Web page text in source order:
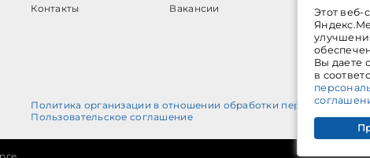
Контакты
Вакансии
Системы
Латунные
Уплотнения
Политика организации в отношении обработки персональных
Пользовательское соглашение
Этот веб-
Вы даете
в